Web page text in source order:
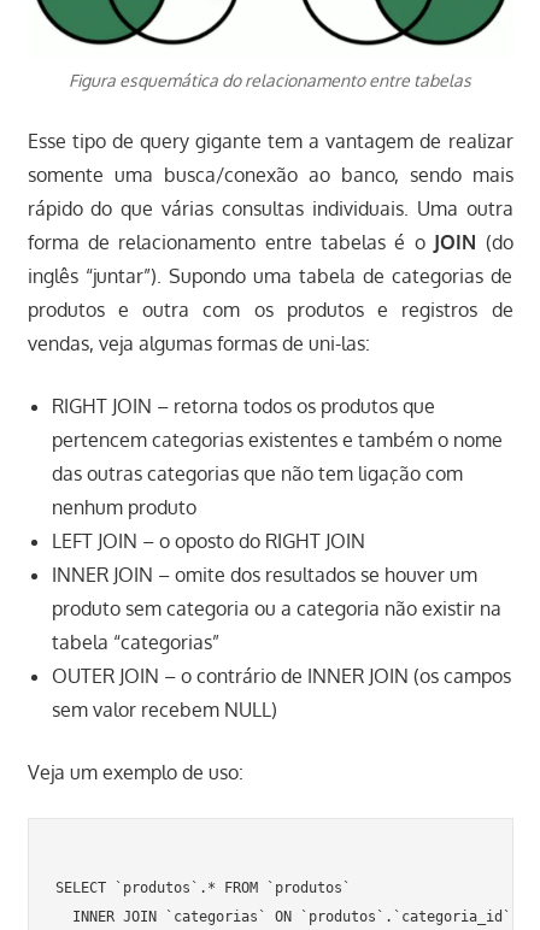
Figura esquemática do relacionamento entre tabelas
Esse tipo de query gigante tem a vantagem de realizar
somente uma busca/conexão ao banco, sendo mais
rápido do que várias consultas individuais. Uma outra
forma de relacionamento entre tabelas é o JOIN (do
inglês “juntar”). Supondo uma tabela de categorias de
produtos e outra com os produtos e registros de
vendas, veja algumas formas de uni-las:
RIGHT JOIN – retorna todos os produtos que
pertencem categorias existentes e também o nome
das outras categorias que não tem ligação com
nenhum produto
LEFT JOIN – o oposto do RIGHT JOIN
INNER JOIN – omite dos resultados se houver um
produto sem categoria ou a categoria não existir na
tabela “categorias”
OUTER JOIN – o contrário de INNER JOIN (os campos
sem valor recebem NULL)
Veja um exemplo de uso:
SELECT `produtos`.* FROM `produtos`
INNER JOIN `categorias` ON `produtos`.`categoria_id` =